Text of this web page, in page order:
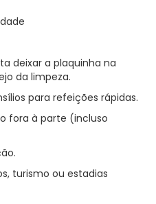
deixar a plaquinha na
da limpeza.
para refeições rápidas.
fora à parte (incluso
turismo ou estadias